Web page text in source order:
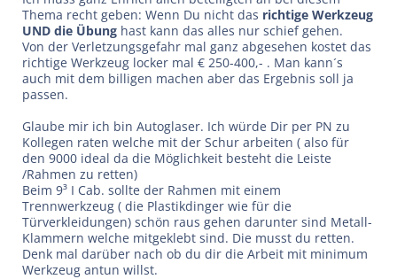
Thema recht geben: Wenn Du nicht das richtige Werkzeug
UND die Übung hast kann das alles nur schief gehen.
Von der Verletzungsgefahr mal ganz abgesehen kostet das
richtige Werkzeug locker mal € 250-400,- . Man kann´s
auch mit dem billigen machen aber das Ergebnis soll ja
passen.
Glaube mir ich bin Autoglaser. Ich würde Dir per PN zu
Kollegen raten welche mit der Schur arbeiten ( also für
den 9000 ideal da die Möglichkeit besteht die Leiste
/Rahmen zu retten)
Beim 9³ I Cab. sollte der Rahmen mit einem
Trennwerkzeug ( die Plastikdinger wie für die
Türverkleidungen) schön raus gehen darunter sind Metall-
Klammern welche mitgeklebt sind. Die musst du retten.
Denk mal darüber nach ob du dir die Arbeit mit minimum
Werkzeug antun willst.